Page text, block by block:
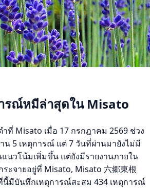
รณ์หมีล่าสุดใน Misato
ที่ Misato เมื่อ 17 กรกฎาคม 2569 ช่วง
น 5 เหตุการณ์ แต่ 7 วันที่ผ่านมายังไม่มี
แนวโน้มเพิ่มขึ้น แต่ยังมีรายงานภายใน
ะจายอยู่ที่ Misato, Misato 六郷東根
นี้มีบันทึกเหตุการณ์สะสม 434 เหตุการณ์